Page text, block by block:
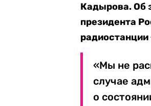
Кадырова. Об
президента
«Мы не
случае
о